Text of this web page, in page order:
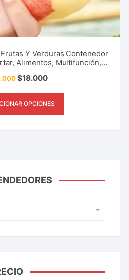
Y Verduras Contenedor
Alimentos, Multifunción,
$18.000
OPCIONES